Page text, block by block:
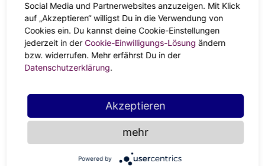
up soll Spaß machen und Kraft geben, wie Hexerei, also
experimentiere mit verschiedenen Looks, die dir ein Gefühl
von Macht geben. Und wenn du Make-up-Inspiration
brauchst, schau dir die Gothic-Königin des Make-ups an:
Kat Von D.
Du magst zwar einige Aspekte der Hexenästhetik, aber
vielleicht magst du nicht alles davon und das ist auch in
Ordnung. Du musst dich nicht jeden Tag wie eine
Hexenkönigin kleiden, um dich trotzdem magisch zu
Social Media und Partnerwebsites anzuzeigen. Mit Klick
auf „Akzeptieren“ willigst Du in die Verwendung von
Cookies ein. Du kannst deine Cookie-Einstellungen
jederzeit in der Cookie-Einwilligungs-Lösung ändern
bzw. widerrufen. Mehr erfährst Du in der
Datenschutzerklärung.
Akzeptieren
mehr
Powered by